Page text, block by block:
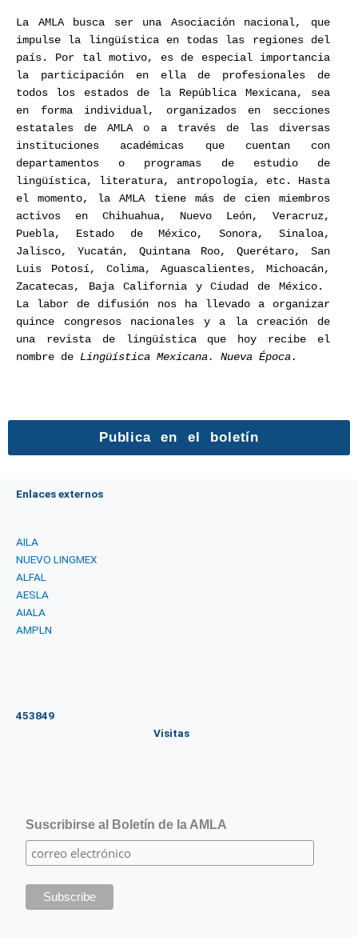
La AMLA busca ser una Asociación nacional, que
impulse la lingüística en todas las regiones del
país. Por tal motivo, es de especial importancia
la participación en ella de profesionales de
todos los estados de la República Mexicana, sea
en forma individual, organizados en secciones
estatales de AMLA o a través de las diversas
instituciones académicas que cuentan con
departamentos o programas de estudio de
lingüística, literatura, antropología, etc. Hasta
el momento, la AMLA tiene más de cien miembros
activos en Chihuahua, Nuevo León, Veracruz,
Puebla, Estado de México, Sonora, Sinaloa,
Jalisco, Yucatán, Quintana Roo, Querétaro, San
Luis Potosí, Colima, Aguascalientes, Michoacán,
Zacatecas, Baja California y Ciudad de México.
La labor de difusión nos ha llevado a organizar
quince congresos nacionales y a la creación de
una revista de lingüística que hoy recibe el
nombre de Lingüística Mexicana. Nueva Época.
Publica en el boletín
Enlaces externos
AILA
NUEVO LINGMEX
ALFAL
AESLA
AIALA
AMPLN
453849
Visitas
Suscribirse al Boletín de la AMLA